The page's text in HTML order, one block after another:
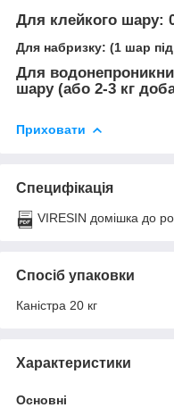
Для клейкого шару:
Для набризку: (1 шар
Для
шару (або 2-3 кг
Приховати
Специфікація
VIRESIN домішка до
Спосіб упаковки
Каністра 20 кг
Характеристики
Основні